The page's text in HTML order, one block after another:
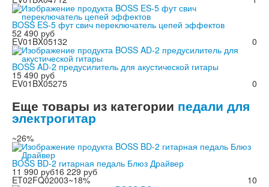
BOSS ES-5 фут свич переключатель цепей эффектов
52 490 руб
0
EV01BX05132
BOSS AD-2 предусилитель для акустической гитары
15 490 руб
0
EV01BX05275
Еще товары из категории педали для
электрогитар
~26%
BOSS BD-2 гитарная педаль Блюз Драйвер
11 990 руб16 229 руб
10
ET02FQ02003~18%